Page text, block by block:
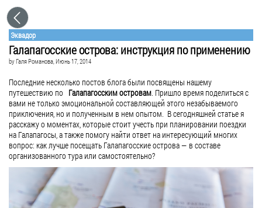
Эквадор
Галапагосские острова: инструкция по применению
byГаля Романова, Июнь 17, 2014
Последние несколько постов блога были посвящены нашему
путешествию по Галапагосским островам. Пришло время поделиться с
вами не только эмоциональной составляющей этого незабываемого
приключения, но и полученным в нем опытом. В сегодняшней статье я
расскажу о моментах, которые стоит учесть при планировании поездки
на Галапагосы, а также помогу найти ответ на интересующий многих
вопрос: как лучше посещать Галапагосские острова — в составе
организованного тура или самостоятельно?